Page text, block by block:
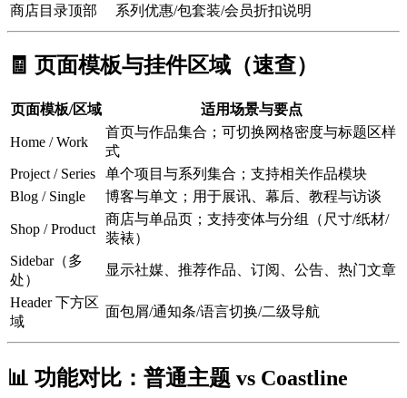
商店目录顶部
系列优惠/包套装/会员折扣说明
🧾 页面模板与挂件区域（速查）
页面模板/区域 适用场景与要点
Home / Work
首页与作品集合；可切换网格密度与标题区样
式
Project / Series
单个项目与系列集合；支持相关作品模块
Blog / Single
博客与单文；用于展讯、幕后、教程与访谈
Shop / Product
商店与单品页；支持变体与分组（尺寸/纸材/
装裱）
Sidebar（多
处）
显示社媒、推荐作品、订阅、公告、热门文章
Header 下方区
域
面包屑/通知条/语言切换/二级导航
📊 功能对比：普通主题 vs Coastline